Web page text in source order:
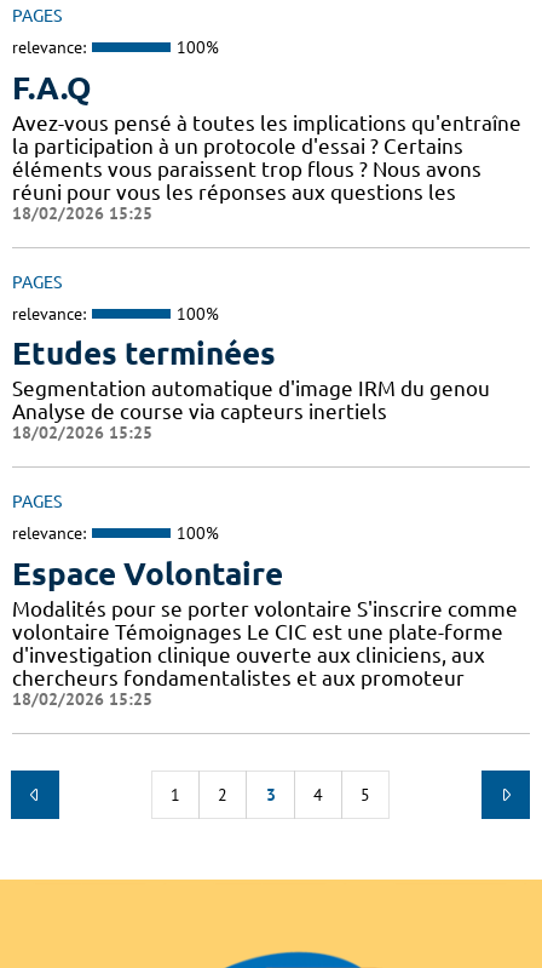
PAGES
relevance: 100%
F.A.Q
Avez-vous pensé à toutes les implications qu'entraîne
la participation à un protocole d'essai ? Certains
éléments vous paraissent trop flous ? Nous avons
réuni pour vous les réponses aux questions les
18/02/2026 15:25
PAGES
relevance: 100%
Etudes terminées
Segmentation automatique d'image IRM du genou
Analyse de course via capteurs inertiels
18/02/2026 15:25
PAGES
relevance: 100%
Espace Volontaire
Modalités pour se porter volontaire S'inscrire comme
volontaire Témoignages Le CIC est une plate-forme
d'investigation clinique ouverte aux cliniciens, aux
chercheurs fondamentalistes et aux promoteur
18/02/2026 15:25
1 2 3 4 5